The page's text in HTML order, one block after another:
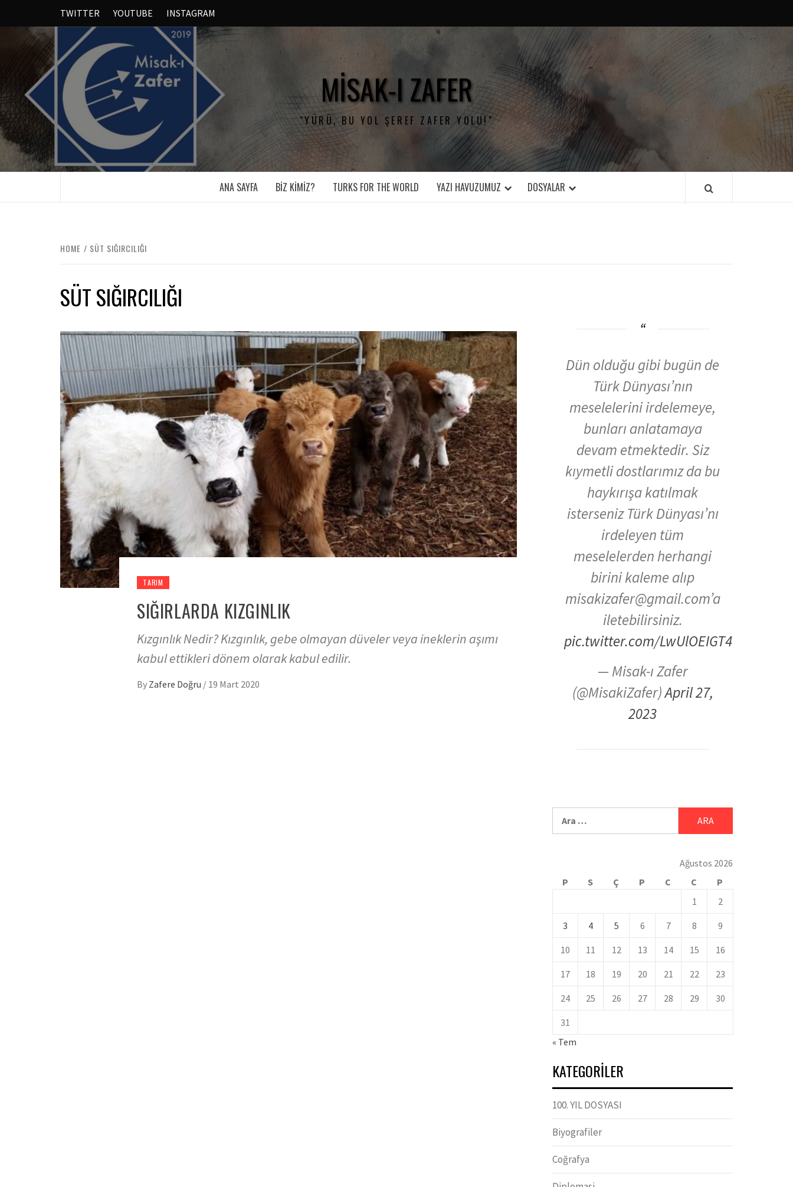
TWITTER YOUTUBE INSTAGRAM
MISAK-I ZAFER
"YÜRÜ, BU YOL ŞEREF ZAFER YOLU!"
ANA SAYFA BIZ KIMIZ? TURKS FOR THE WORLD YAZI HAVUZUMUZ DOSYALAR
HOME SÜT SIĞIRCILIĞI
SÜT SIĞIRCILIĞI
TARIM
SIĞIRLARDA KIZGINLIK
Kızgınlık Nedir? Kızgınlık, gebe olmayan düveler veya ineklerin aşımı
kabul ettikleri dönem olarak kabul edilir.
By Zafere Doğru / 19 Mart 2020
Dün olduğu gibi bugün de
Türk Dünyası’nın
meselelerini irdelemeye,
bunları anlatamaya
devam etmektedir. Siz
kıymetli dostlarımız da bu
haykırışa katılmak
isterseniz Türk Dünyası’nı
irdeleyen tüm
meselelerden herhangi
birini kaleme alıp
misakizafer@gmail.com’a
iletebilirsiniz.
pic.twitter.com/LwUlOEIGT4
— Misak-ı Zafer
(@MisakiZafer)April 27,
2023
Ağustos 2026
P
S Ç P C C
P
1
2
3 4 5 6 7 8 9
10 11 12 13 14 15 16
17 18 19 20 21 22 23
24 25 26 27 28 29 30
31
« Tem
KATEGORILER
100. YIL DOSYASI
Biyografiler
Coğrafya